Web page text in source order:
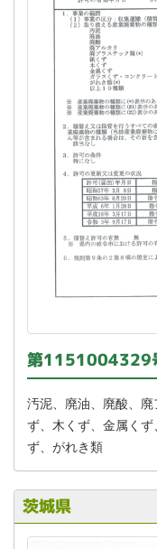
第1151004329
汚泥、廃油、廃酸、廃
ず、木くず、金属くず
ず、がれき類
茨城県